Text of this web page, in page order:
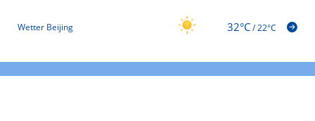
Wetter Beijing 32°C/22°C